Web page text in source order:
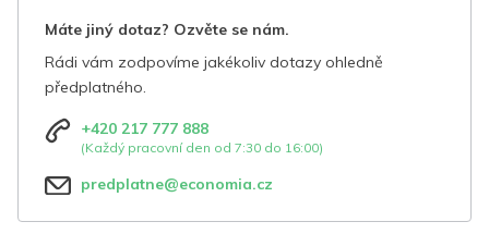
Máte jiný dotaz? Ozvěte se nám.
Rádi vám zodpovíme jakékoliv dotazy ohledně
předplatného.
+420 217 777 888
(Každý pracovní den od 7:30 do 16:00)
predplatne@economia.cz